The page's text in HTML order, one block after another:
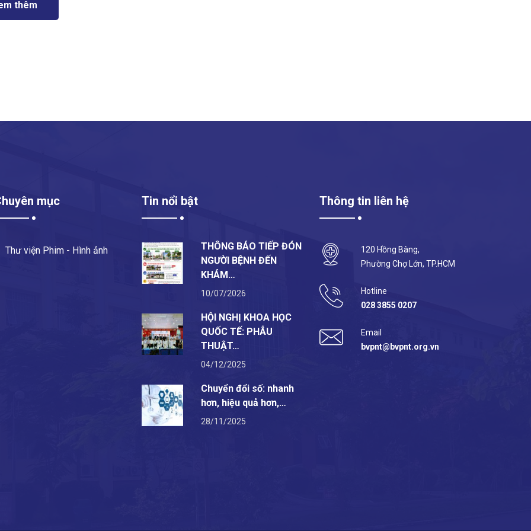
thêm
mục
Thư viện Phim - Hình ảnh
Tin nổi bật
THÔNG BÁO TIẾP ĐÓN
NGƯỜI BỆNH ĐẾN
KHÁM…
10/07/2026
HỘI NGHỊ KHOA HỌC
QUỐC TẾ: PHẪU
THUẬT…
04/12/2025
Chuyển đổi số: nhanh
hơn, hiệu quả hơn,…
28/11/2025
Thông tin liên hệ
120 Hồng Bàng,
Phường Chợ Lớn, TP.HCM
Hotline
028 3855 0207
Email
bvpnt@bvpnt.org.vn